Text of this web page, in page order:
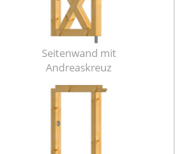
Seitenwand mit
Andreaskreuz